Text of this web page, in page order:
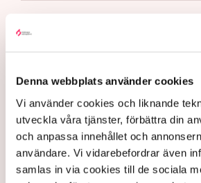
Denna webbplats använder cookies
Vi använder cookies och liknande
utveckla våra tjänster, förbättra din
och anpassa innehållet och
användare. Vi vidarebefordrar även
samlas in via cookies till de sociala
Torvtäkten i Grimsås har stoppats
aktionerna.
Polisinspektör Anna-Lena Mann
agerande på plats.
40 personer misstänks med cirka